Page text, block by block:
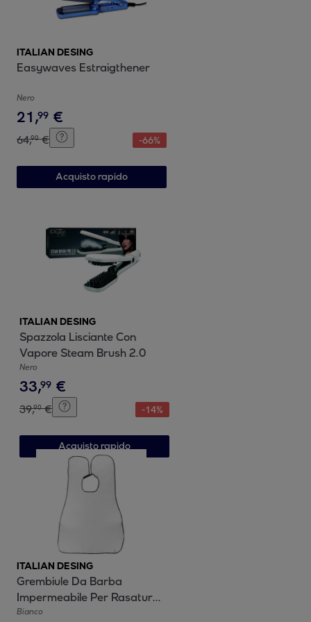
ITALIAN DESING
Easywaves Estraigthener
Nero
21,99 €
64,90 € -66%
Acquisto rapido
ITALIAN DESING
Spazzola Lisciante Con
Vapore Steam Brush 2.0
Nero
33,99 €
39,90 € -14%
Acquisto rapido
ITALIAN DESING
Grembiule Da Barba
Impermeabile Per Rasatura
E Rifinitura - 2 Ventose -
Bianco